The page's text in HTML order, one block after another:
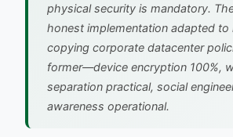
physical security is mandatory.
honest implementation adapted to
copying corporate datacenter
former—device encryption 100%,
separation practical, social
awareness operational.